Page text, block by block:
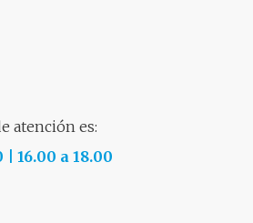
atención es:
| 16.00 a 18.00